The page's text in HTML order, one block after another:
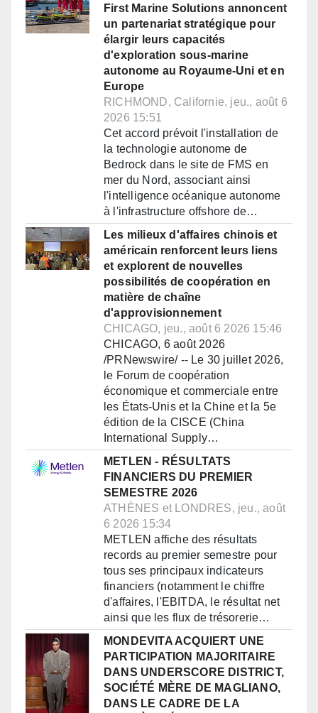
First Marine Solutions annoncent
un partenariat stratégique pour
élargir leurs capacités
d'exploration sous-marine
autonome au Royaume-Uni et en
Europe
RICHMOND, Californie, jeu., août 6
2026 15:51
Cet accord prévoit l'installation de
la technologie autonome de
Bedrock dans le site de FMS en
mer du Nord, associant ainsi
l'intelligence océanique autonome
à l'infrastructure offshore de…
Les milieux d'affaires chinois et
américain renforcent leurs liens
et explorent de nouvelles
possibilités de coopération en
matière de chaîne
d'approvisionnement
CHICAGO, jeu., août 6 2026 15:46
CHICAGO, 6 août 2026
/PRNewswire/ -- Le 30 juillet 2026,
le Forum de coopération
économique et commerciale entre
les États-Unis et la Chine et la 5e
édition de la CISCE (China
International Supply…
METLEN - RÉSULTATS
FINANCIERS DU PREMIER
SEMESTRE 2026
ATHÈNES et LONDRES, jeu., août
6 2026 15:34
METLEN affiche des résultats
records au premier semestre pour
tous ses principaux indicateurs
financiers (notamment le chiffre
d'affaires, l'EBITDA, le résultat net
ainsi que les flux de trésorerie…
MONDEVITA ACQUIERT UNE
PARTICIPATION MAJORITAIRE
DANS UNDERSCORE DISTRICT,
SOCIÉTÉ MÈRE DE MAGLIANO,
DANS LE CADRE DE LA